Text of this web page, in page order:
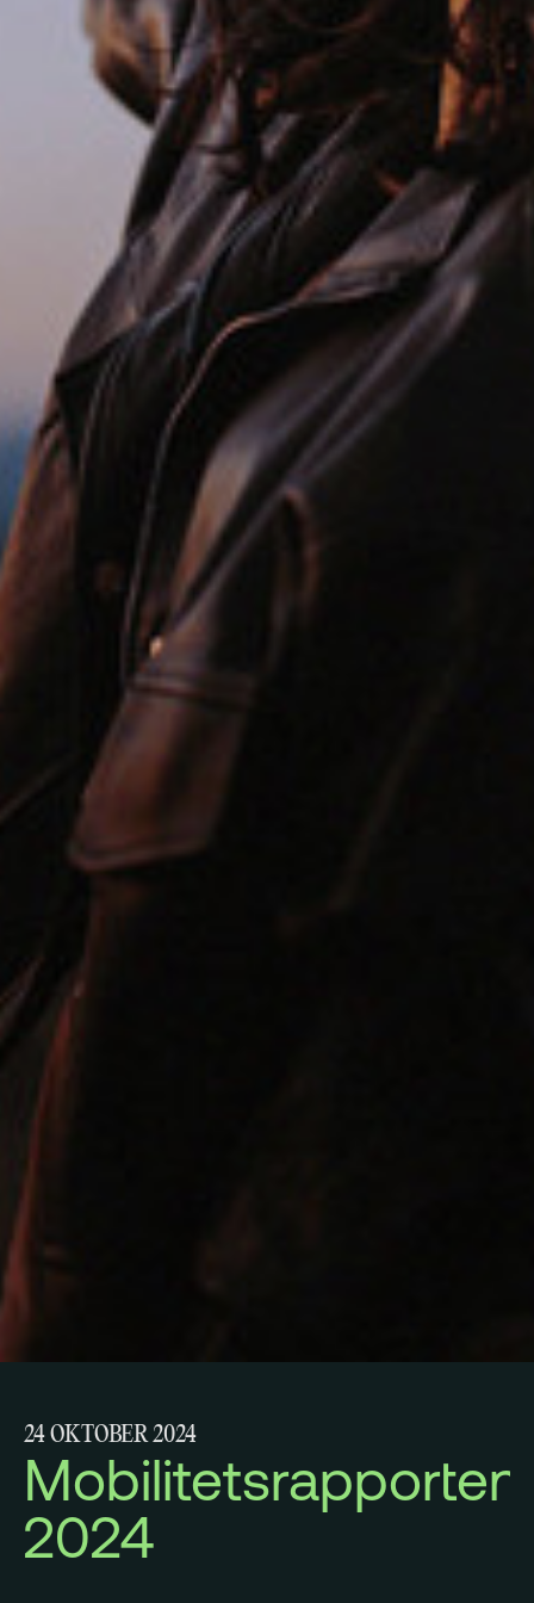
24 OKTOBER 2024
Mobilitetsrapporten
2024